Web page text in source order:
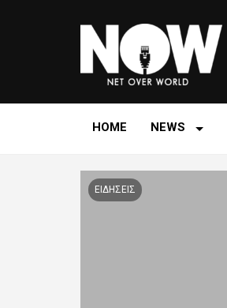
HOME NEWS
ΕΙΔΗΣΕΙΣ